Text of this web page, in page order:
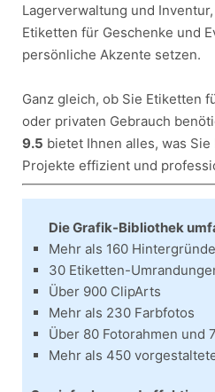
Lagerverwaltung und
Etiketten für Geschenke und
persönliche Akzente setzen.
Ganz gleich, ob Sie Etiketten
oder privaten Gebrauch
9.5 bietet Ihnen alles, was
Projekte effizient und
Die Grafik-Bibliothek
Mehr als 160 Hintergründe
30 Etiketten-
Über 900 ClipArts
Mehr als 230 Farbfotos
Über 80 Fotorahmen und
Mehr als 450